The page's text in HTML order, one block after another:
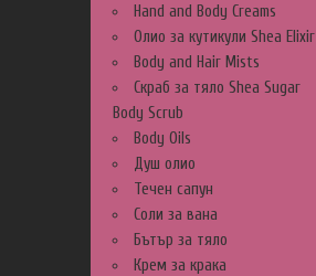
Hand and Body Creams
Олио за кутикули Shea Elixir
Body and Hair Mists
Скраб за тяло Shea Sugar
Body Scrub
Body Oils
Душ олио
Течен сапун
Соли за вана
Бътър за тяло
Крем за крака